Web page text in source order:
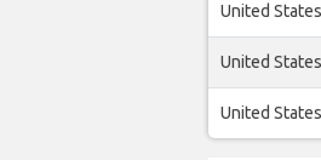
United States
United States
United States